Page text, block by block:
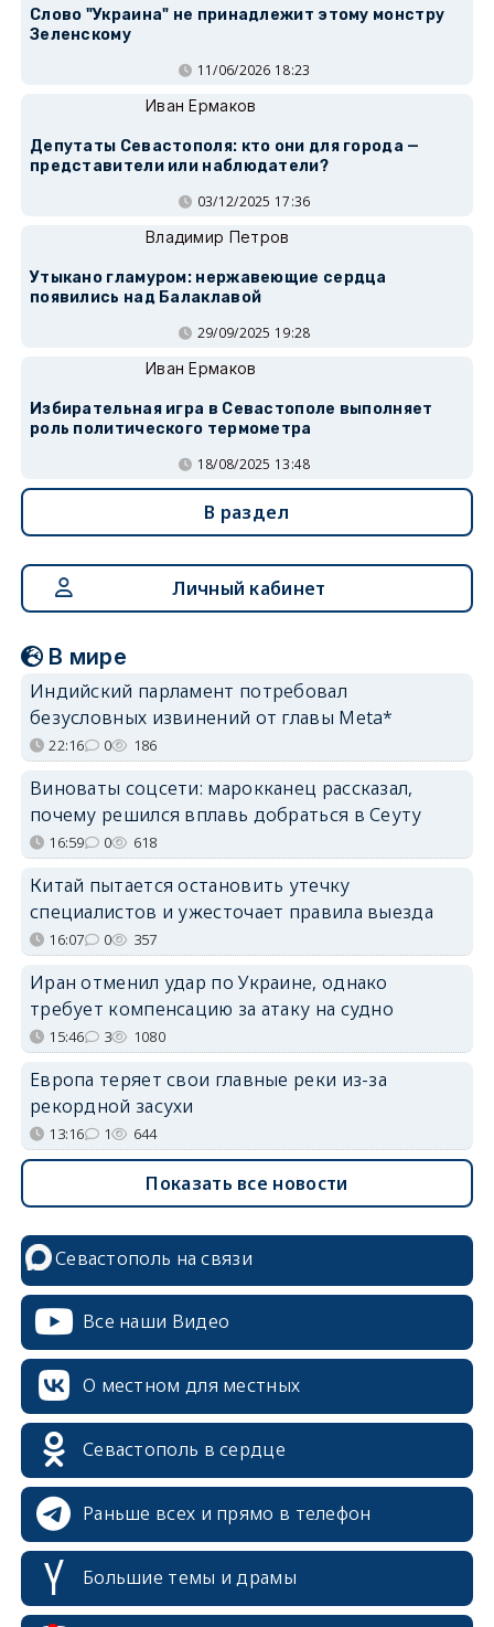
Слово "Украина" не принадлежит этому монстру
Зеленскому
11/06/2026 18:23
Иван Ермаков
Депутаты Севастополя: кто они для города —
представители или наблюдатели?
03/12/2025 17:36
Владимир Петров
Утыкано гламуром: нержавеющие сердца
появились над Балаклавой
29/09/2025 19:28
Иван Ермаков
Избирательная игра в Севастополе выполняет
роль политического термометра
18/08/2025 13:48
В раздел
Личный кабинет
В мире
Индийский парламент потребовал
безусловных извинений от главы Meta*
22:16 0 186
Виноваты соцсети: марокканец рассказал,
почему решился вплавь добраться в Сеуту
16:59 0 618
Китай пытается остановить утечку
специалистов и ужесточает правила выезда
16:07 0 357
Иран отменил удар по Украине, однако
требует компенсацию за атаку на судно
15:46 3 1080
Европа теряет свои главные реки из-за
рекордной засухи
13:16 1 644
Показать все новости
Севастополь на связи
Все наши Видео
О местном для местных
Севастополь в сердце
Раньше всех и прямо в телефон
Большие темы и драмы